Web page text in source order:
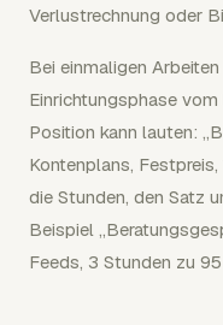
Verlustrechnung oder
Bei einmaligen
Einrichtungsphase vom
Position kann lauten:
Kontenplans,
die Stunden, den Satz
Beispiel
Feeds, 3 Stunden zu